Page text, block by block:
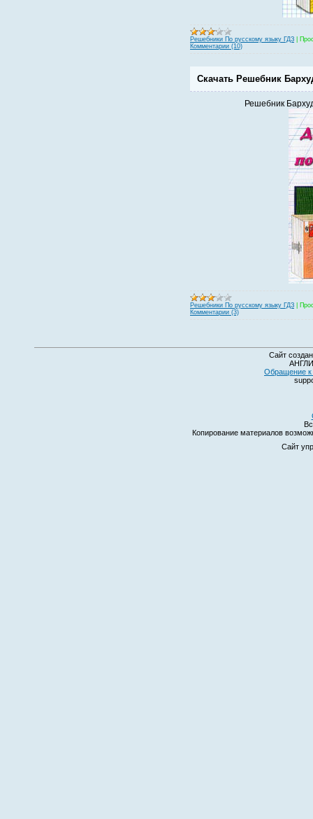
Решебники По русскому языку ГДЗ
Комментарии (10)
Скачать Решебник
Решебник
Решебники По русскому языку ГДЗ
Комментарии (3)
Сайт
Обращение к
Копирование материалов
Сайт